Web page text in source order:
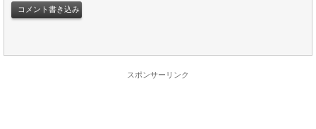
スポンサーリンク